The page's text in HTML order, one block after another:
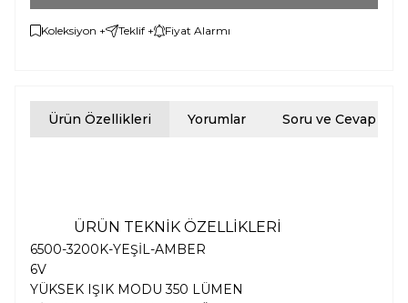
Koleksiyon + Teklif + Fiyat Alarmı
Ürün Özellikleri Yorumlar Soru ve Cevap
ÜRÜN TEKNİK ÖZELLİKLERİ
6500-3200K-YEŞİL-AMBER
6V
YÜKSEK IŞIK MODU 350 LÜMEN